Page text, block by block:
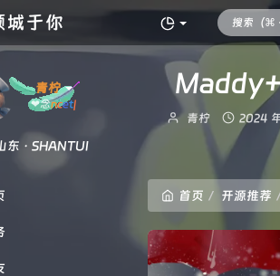
青柠
❤念念不忘，必有
回响！
· SHANTUI
博
青柠
发
布
2024
首页 开源推荐